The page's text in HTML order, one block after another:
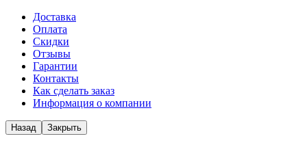
Доставка
Оплата
Скидки
Отзывы
Гарантии
Контакты
Как сделать заказ
Информация о компании
Назад Закрыть